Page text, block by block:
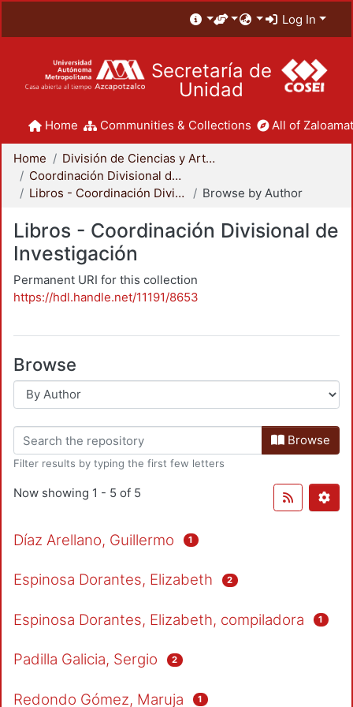
Log In
Secretaría de
Unidad
Home Communities & Collections All of
Home
División de Ciencias y Artes para el Diseño
Coordinación Divisional de Investigación
Libros - Coordinación Divisional de Investigación
Browse by Author
Libros - Coordinación Divisional de
Investigación
Permanent URI for this collection
https://hdl.handle.net/11191/8653
Browse
Browse
Filter results by typing the first few letters
Now showing 1 - 5 of 5
Díaz Arellano, Guillermo 1
Espinosa Dorantes, Elizabeth 2
Espinosa Dorantes, Elizabeth, compiladora 1
Padilla Galicia, Sergio 2
Redondo Gómez, Maruja 1